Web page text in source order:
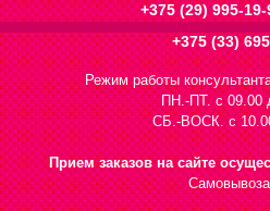
+375 (29) 995-19-
+375 (33)
Режим работы
ПН.-ПТ. с 09.00
СБ.-ВОСК. с
Прием заказов на сайте